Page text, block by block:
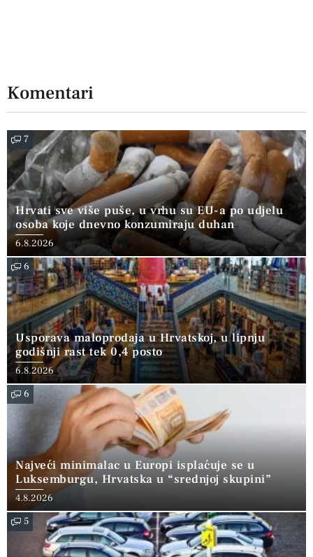
Komentari
7
Hrvati sve više puše, u vrhu su EU-a po udjelu
osoba koje dnevno konzumiraju duhan
6.8.2026
6
Usporava maloprodaja u Hrvatskoj, u lipnju
godišnji rast tek 0,4 posto
6.8.2026
6
Najveći minimalac u Europi isplaćuje se u
Luksemburgu, Hrvatska u “srednjoj skupini”
4.8.2026
5